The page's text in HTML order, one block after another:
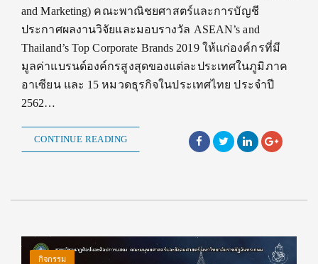
and Marketing) คณะพาณิชยศาสตร์และการบัญชี
ประกาศผลงานวิจัยและมอบรางวัล ASEAN’s and
Thailand’s Top Corporate Brands 2019 ให้แก่องค์กรที่มี
มูลค่าแบรนด์องค์กรสูงสุดของแต่ละประเทศในภูมิภาค
อาเซียน และ 15 หมวดธุรกิจในประเทศไทย ประจำปี
2562…
CONTINUE READING
กิจกรรม